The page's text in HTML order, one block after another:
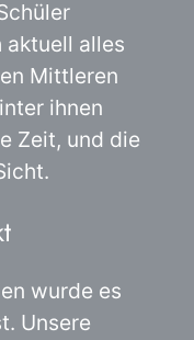
aktuell alles
Mittleren
ihnen
Zeit, und die
wurde es
Unsere